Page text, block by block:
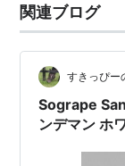
関連ブログ
すきっぴー
Sogrape
ンデマン ホ